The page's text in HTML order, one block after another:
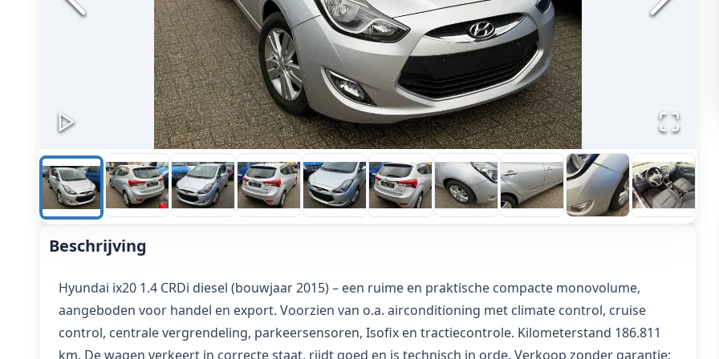
Beschrijving
Hyundai ix20 1.4 CRDi diesel (bouwjaar 2015) – een ruime en praktische compacte monovolume,
aangeboden voor handel en export. Voorzien van o.a. airconditioning met climate control, cruise
control, centrale vergrendeling, parkeersensoren, Isofix en tractiecontrole. Kilometerstand 186.811
km. De wagen verkeert in correcte staat, rijdt goed en is technisch in orde. Verkoop zonder garantie;